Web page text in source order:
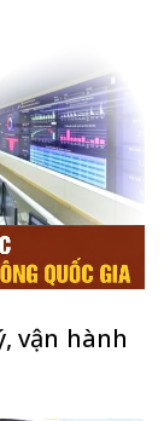
vận hành